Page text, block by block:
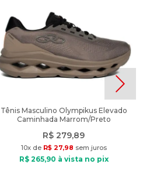
Tênis Masculino Olympikus Elevado
Caminhada Marrom/Preto
R$ 279,89
10x de R$ 27,98 sem juros
R$ 265,90 à vista no pix